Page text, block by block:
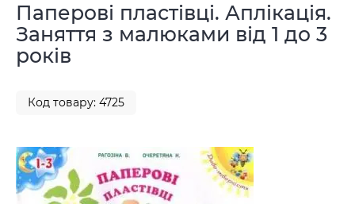
Паперові пластівці. Аплікація.
Заняття з малюками від 1 до 3
років
Код товару: 4725